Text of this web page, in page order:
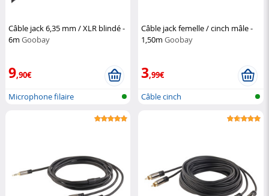
Câble jack 6,35 mm / XLR blindé -
6m Goobay
9,90€
Microphone filaire
Câble jack femelle / cinch mâle -
1,50mGoobay
3,99€
Câble cinch